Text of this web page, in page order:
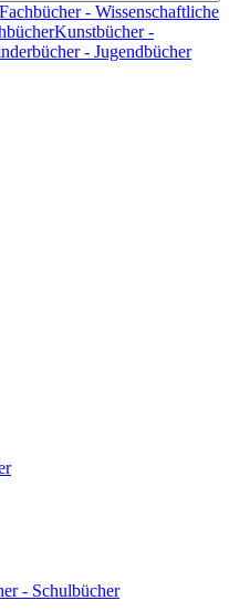
Fachbücher - Wissenschaftliche
Kunstbücher -
- Jugendbücher
- Schulbücher